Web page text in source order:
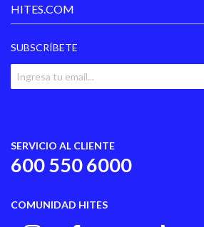
HITES.COM
SUBSCRÍBETE
SERVICIO AL CLIENTE
600 550 6000
COMUNIDAD HITES